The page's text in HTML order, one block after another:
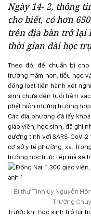
Ngày 14- 2, thông
cho biết, có hơn
trên địa bàn trở lại
thời gian dài học
Theo đó, để chuẩn bị
trường mầm non, tiểu học
đồng loạt tiến hành xét
sinh chưa đến tuổi tiêm
phát hiện những trường hợp
Các địa phương đã lấy
giáo viên, học sinh, đã ghi
dương tính với SARS-CoV-
cơ sở y tế phường, xã.
trường học trực tiếp mà sẽ
Bí thư Tỉnh ủy Nguyễn
Trường
Trước khi học sinh trở lại